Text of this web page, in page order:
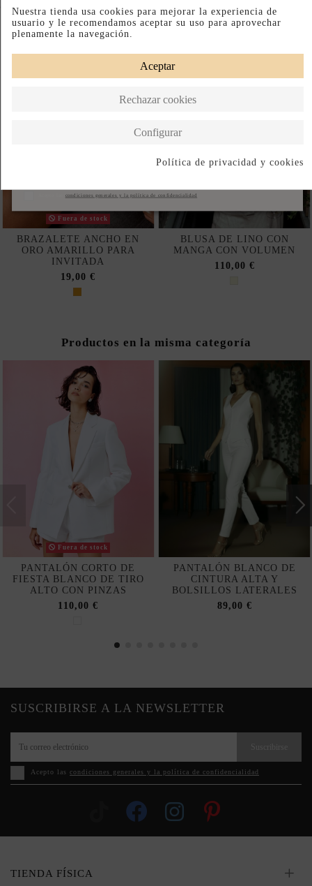
Completa tu look
Fuera de stock
BRAZALETE ANCHO EN
ORO AMARILLO PARA
INVITADA
19,00 €
BLUSA DE LINO CON
MANGA CON VOLUMEN
110,00 €
Productos en la misma categoría
Fuera de stock
PANTALÓN CORTO DE
FIESTA BLANCO DE TIRO
ALTO CON PINZAS
110,00 €
PANTALÓN BLANCO DE
CINTURA ALTA Y
BOLSILLOS LATERALES
89,00 €
SUSCRIBIRSE A LA NEWSLETTER
Acepto las condiciones generales y la política de confidencialidad
TIENDA FÍSICA
condiciones generales y la política de confidencialidad
Nuestra tienda usa cookies para mejorar la experiencia de
usuario y le recomendamos aceptar su uso para aprovechar
plenamente la navegación.
Aceptar
Rechazar cookies
Configurar
Política de privacidad y cookies